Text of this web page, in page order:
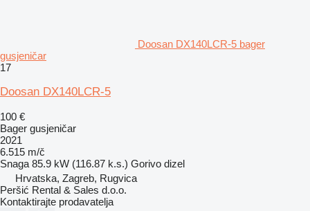
Doosan DX140LCR-5 bager
gusjeničar
17
Doosan DX140LCR-5
100 €
Bager gusjeničar
2021
6.515 m/č
Snaga 85.9 kW (116.87 k.s.) Gorivo dizel
Hrvatska, Zagreb, Rugvica
Peršić Rental & Sales d.o.o.
Kontaktirajte prodavatelja